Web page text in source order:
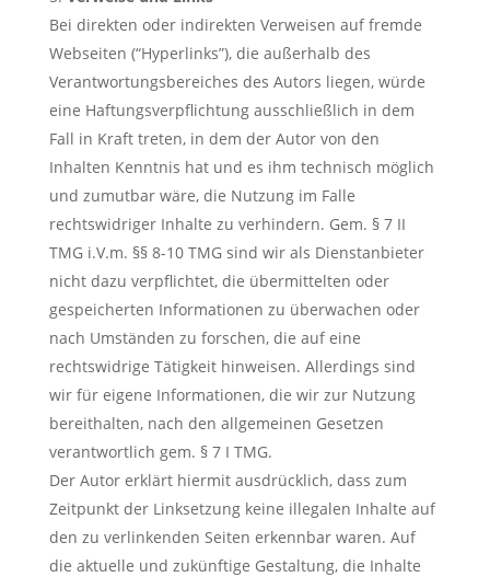
Bei direkten oder indirekten Verweisen auf fremde
Webseiten (“Hyperlinks”), die außerhalb des
Verantwortungsbereiches des Autors liegen, würde
eine Haftungsverpflichtung ausschließlich in dem
Fall in Kraft treten, in dem der Autor von den
Inhalten Kenntnis hat und es ihm technisch möglich
und zumutbar wäre, die Nutzung im Falle
rechtswidriger Inhalte zu verhindern. Gem. § 7 II
TMG i.V.m. §§ 8-10 TMG sind wir als Dienstanbieter
nicht dazu verpflichtet, die übermittelten oder
gespeicherten Informationen zu überwachen oder
nach Umständen zu forschen, die auf eine
rechtswidrige Tätigkeit hinweisen. Allerdings sind
wir für eigene Informationen, die wir zur Nutzung
bereithalten, nach den allgemeinen Gesetzen
verantwortlich gem. § 7 I TMG.
Der Autor erklärt hiermit ausdrücklich, dass zum
Zeitpunkt der Linksetzung keine illegalen Inhalte auf
den zu verlinkenden Seiten erkennbar waren. Auf
die aktuelle und zukünftige Gestaltung, die Inhalte